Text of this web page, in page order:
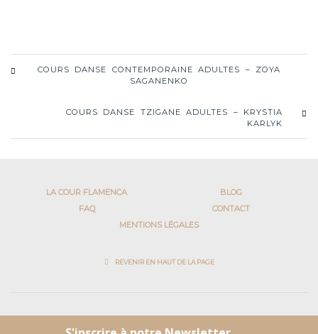
COURS DANSE CONTEMPORAINE ADULTES – ZOYA
SAGANENKO
COURS DANSE TZIGANE ADULTES – KRYSTIA
KARLYK
LA COUR FLAMENCA
BLOG
FAQ
CONTACT
MENTIONS LÉGALES
REVENIR EN HAUT DE LA PAGE